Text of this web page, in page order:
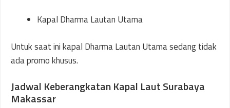
Kapal Dharma Lautan Utama
Untuk saat ini kapal Dharma Lautan Utama sedang tidak
ada promo khusus.
Jadwal Keberangkatan Kapal Laut Surabaya
Makassar